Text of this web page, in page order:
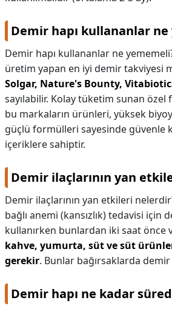
Demir hapı kullananlar
Demir hapı kullananlar ne
üretim yapan en iyi demir takviyesi
Solgar, Nature's Bounty,
sayılabilir. Kolay tüketim sunan özel
bu markaların ürünleri, yüksek
güçlü formülleri sayesinde güvenle
içeriklere sahiptir.
Demir ilaçlarının yan
Demir ilaçlarının yan etkileri
bağlı anemi (kansızlık) tedavisi
kullanırken bunlardan iki saat önce
kahve, yumurta, süt ve süt
gerekir. Bunlar bağırsaklarda
Demir hapı ne kadar